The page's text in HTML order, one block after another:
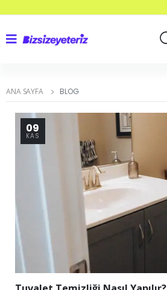
ANA SAYFA BLOG
09
KAS